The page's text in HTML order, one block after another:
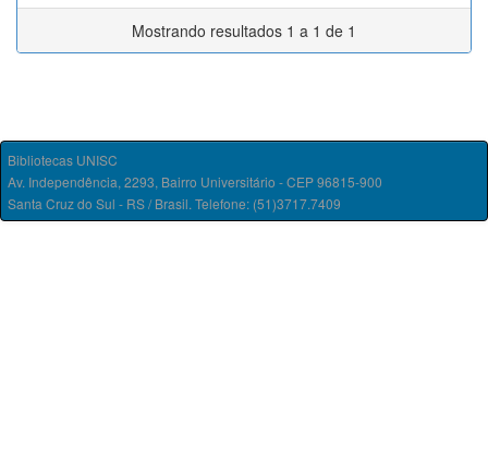
Mostrando resultados 1 a 1 de 1
Bibliotecas UNISC
Av. Independência, 2293, Bairro Universitário - CEP 96815-900
Santa Cruz do Sul - RS / Brasil. Telefone: (51)3717.7409